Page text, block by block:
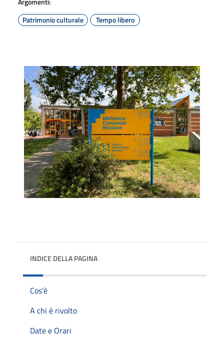
Patrimonio culturale
Tempo libero
INDICE DELLA PAGINA
Cos'è
A chi è rivolto
Date e Orari